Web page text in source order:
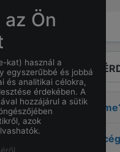
ISMÉTELT
MiHEGYI ÁRPÁD
Ön
kat) használ a
egyszerűbbé és jobbá
és analitikai célokra,
érdekében. A
hozzájárul a sütik
azok